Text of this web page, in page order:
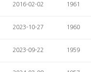
2016-02-02 1961
2023-10-27 1960
2023-09-22 1959